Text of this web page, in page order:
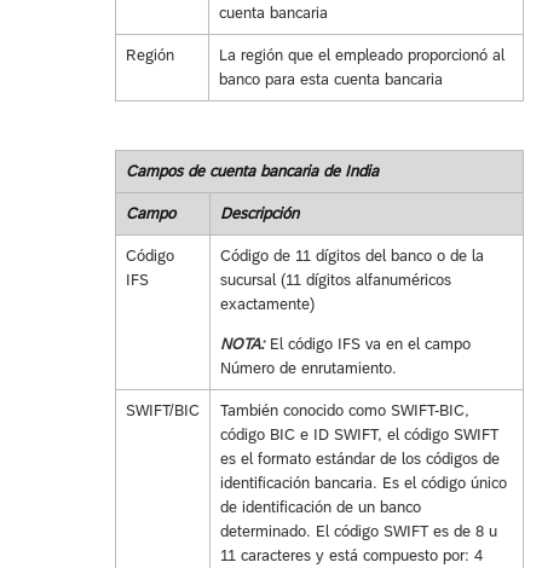
cuenta bancaria
Región
La región que el empleado proporcionó al
banco para esta cuenta bancaria
Campos de cuenta bancaria de India
Campo Descripción
Código
IFS
Código de 11 dígitos del banco o de la
sucursal (11 dígitos alfanuméricos
exactamente)
NOTA: El código IFS va en el campo
Número de enrutamiento.
SWIFT/BIC
También conocido como SWIFT-BIC,
código BIC e ID SWIFT, el código SWIFT
es el formato estándar de los códigos de
identificación bancaria. Es el código único
de identificación de un banco
determinado. El código SWIFT es de 8 u
11 caracteres y está compuesto por: 4